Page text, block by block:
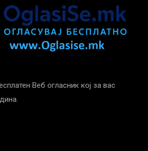
Веб огласник кој за вас